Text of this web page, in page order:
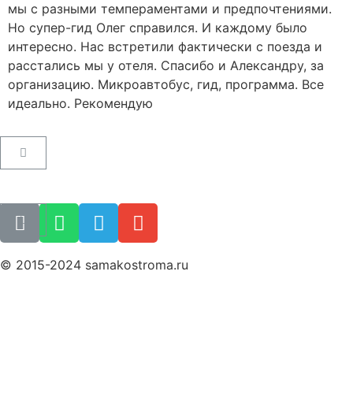
мы с разными темпераментами и предпочтениями.
Но супер-гид Олег справился. И каждому было
интересно. Нас встретили фактически с поезда и
расстались мы у отеля. Спасибо и Александру, за
организацию. Микроавтобус, гид, программа. Все
идеально. Рекомендую
Пользовательское соглашение
Как купить билет
© 2015-2024 samakostroma.ru